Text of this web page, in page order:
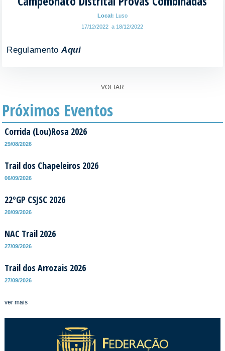
Local: Luso
17/12/2022 a 18/12/2022
RegulamentoAqui
VOLTAR
Próximos Eventos
Corrida (Lou)Rosa 2026
29/08/2026
Trail dos Chapeleiros 2026
06/09/2026
22ºGP CSJSC 2026
20/09/2026
NAC Trail 2026
27/09/2026
Trail dos Arrozais 2026
27/09/2026
ver mais